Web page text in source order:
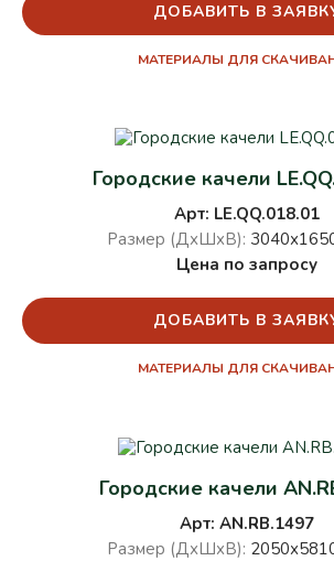
ДОБАВИТЬ В
МАТЕРИАЛЫ ДЛЯ
Городские качели
Арт: LE.QQ.018.01
Размер (ДхШхВ):
Цена по запросу
ДОБАВИТЬ В
МАТЕРИАЛЫ ДЛЯ
Городские качели
Арт: AN.RB.1497
Размер (ДхШхВ):